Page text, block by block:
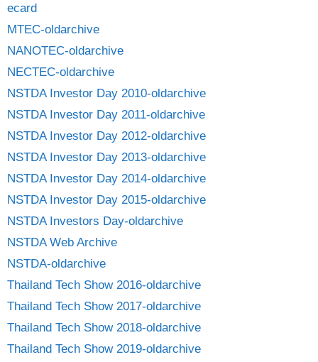
ecard
MTEC-oldarchive
NANOTEC-oldarchive
NECTEC-oldarchive
NSTDA Investor Day 2010-oldarchive
NSTDA Investor Day 2011-oldarchive
NSTDA Investor Day 2012-oldarchive
NSTDA Investor Day 2013-oldarchive
NSTDA Investor Day 2014-oldarchive
NSTDA Investor Day 2015-oldarchive
NSTDA Investors Day-oldarchive
NSTDA Web Archive
NSTDA-oldarchive
Thailand Tech Show 2016-oldarchive
Thailand Tech Show 2017-oldarchive
Thailand Tech Show 2018-oldarchive
Thailand Tech Show 2019-oldarchive